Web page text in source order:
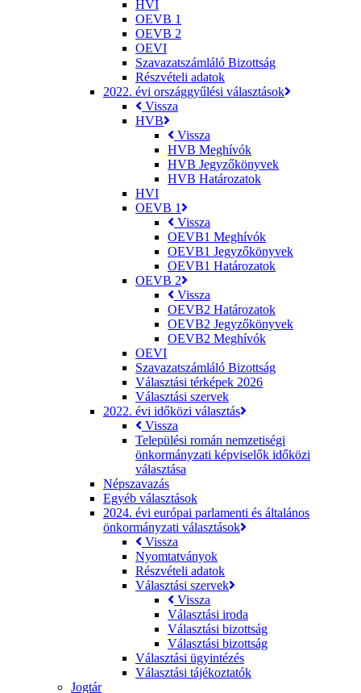
HVI
OEVB 1
OEVB 2
OEVI
Szavazatszámláló Bizottság
Részvételi adatok
2022. évi országgyűlési választások
Vissza
HVB
Vissza
HVB Meghívók
HVB Jegyzőkönyvek
HVB Határozatok
HVI
OEVB 1
Vissza
OEVB1 Meghívók
OEVB1 Jegyzőkönyvek
OEVB1 Határozatok
OEVB 2
Vissza
OEVB2 Határozatok
OEVB2 Jegyzőkönyvek
OEVB2 Meghívók
OEVI
Szavazatszámláló Bizottság
Választási térképek 2026
Választási szervek
2022. évi időközi választás
Vissza
Települési román nemzetiségi
önkormányzati képviselők időközi
választása
Népszavazás
Egyéb választások
2024. évi európai parlamenti és általános
önkormányzati választások
Vissza
Nyomtatványok
Részvételi adatok
Választási szervek
Vissza
Választási iroda
Választási bizottság
Választási bizottság
Választási ügyintézés
Választási tájékoztatók
Jogtár